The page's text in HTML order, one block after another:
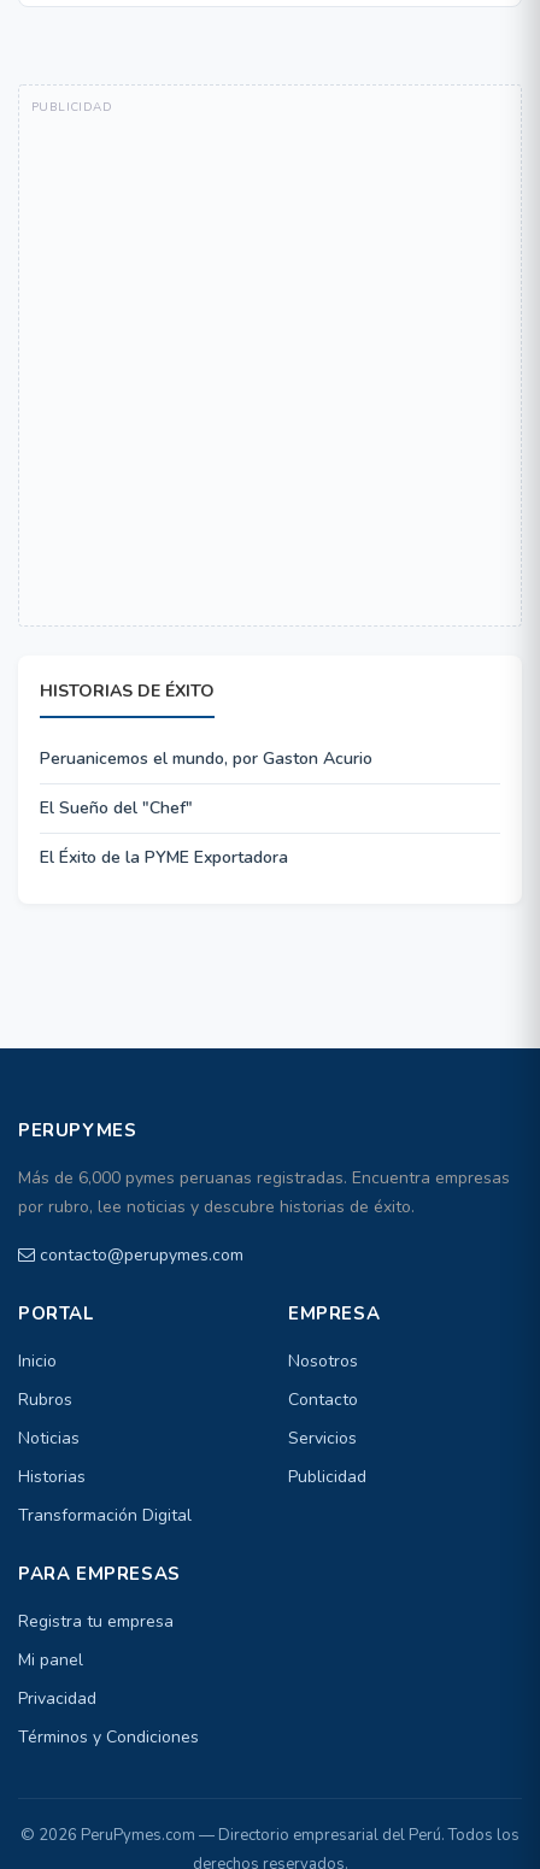
HISTORIAS DE ÉXITO
Peruanicemos el mundo, por Gaston Acurio
El Sueño del "Chef"
El Éxito de la PYME Exportadora
PERUPYMES
Más de 6,000 pymes peruanas registradas. Encuentra empresas
por rubro, lee noticias y descubre historias de éxito.
contacto@perupymes.com
PORTAL
Inicio
Rubros
Noticias
Historias
Transformación Digital
EMPRESA
Nosotros
Contacto
Servicios
Publicidad
PARA EMPRESAS
Registra tu empresa
Mi panel
Privacidad
Términos y Condiciones
© 2026 PeruPymes.com — Directorio empresarial del Perú. Todos los
derechos reservados.